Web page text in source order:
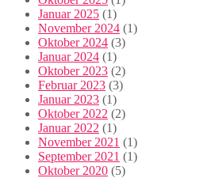
Januar 2025 (1)
November 2024 (1)
Oktober 2024 (3)
Januar 2024 (1)
Oktober 2023 (2)
Februar 2023 (3)
Januar 2023 (1)
Oktober 2022 (2)
Januar 2022 (1)
November 2021 (1)
September 2021 (1)
Oktober 2020 (5)